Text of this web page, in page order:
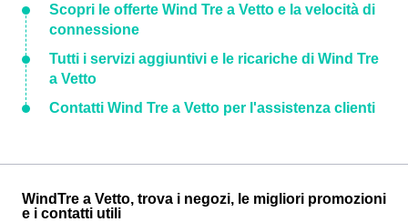
Scopri le offerte Wind Tre a Vetto e la velocità di
connessione
Tutti i servizi aggiuntivi e le ricariche di Wind Tre
a Vetto
Contatti Wind Tre a Vetto per l'assistenza clienti
WindTre a Vetto, trova i negozi, le migliori promozioni
e i contatti utili